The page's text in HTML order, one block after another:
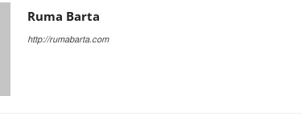
Ruma Barta
http://rumabarta.com